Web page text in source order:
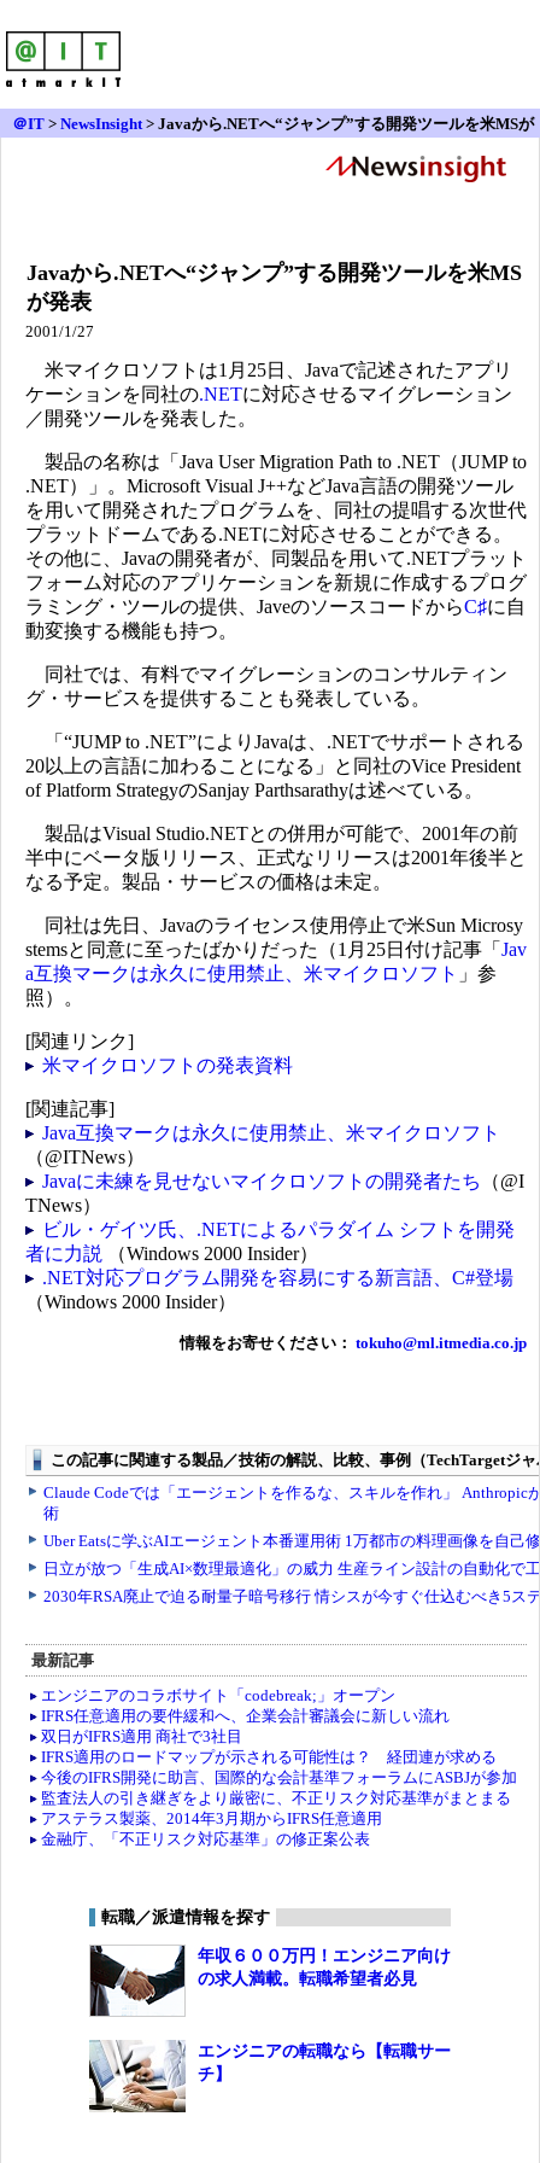
＠IT > NewsInsight> Javaから.NETへ“ジャンプ”する開発ツールを米MSが
Javaから.NETへ“ジャンプ”する開発ツールを米MS
が発表
2001/1/27
米マイクロソフトは1月25日、Javaで記述されたアプリ
ケーションを同社の.NETに対応させるマイグレーション
／開発ツールを発表した。
製品の名称は「Java User Migration Path to .NET（JUMP to
.NET）」。Microsoft Visual J++などJava言語の開発ツール
を用いて開発されたプログラムを、同社の提唱する次世代
プラットドームである.NETに対応させることができる。
その他に、Javaの開発者が、同製品を用いて.NETプラット
フォーム対応のアプリケーションを新規に作成するプログ
ラミング・ツールの提供、JaveのソースコードからC♯に自
動変換する機能も持つ。
同社では、有料でマイグレーションのコンサルティン
グ・サービスを提供することも発表している。
「“JUMP to .NET”によりJavaは、.NETでサポートされる
20以上の言語に加わることになる」と同社のVice President
of Platform StrategyのSanjay Parthsarathyは述べている。
製品はVisual Studio.NETとの併用が可能で、2001年の前
半中にベータ版リリース、正式なリリースは2001年後半と
なる予定。製品・サービスの価格は未定。
同社は先日、Javaのライセンス使用停止で米Sun Microsy
stemsと同意に至ったばかりだった（1月25日付け記事「 Jav
a互換マークは永久に使用禁止、米マイクロソフト 」参
照）。
[関連リンク]
米マイクロソフトの発表資料
[関連記事]
Java互換マークは永久に使用禁止、米マイクロソフト
（@ITNews）
Javaに未練を見せないマイクロソフトの開発者たち
（@I
TNews）
ビル・ゲイツ氏、.NETによるパラダイム シフトを開発
者に力説
（Windows 2000 Insider）
.NET対応プログラム開発を容易にする新言語、C#登場
（Windows 2000 Insider）
情報をお寄せください： tokuho@ml.itmedia.co.jp
最新記事
エンジニアのコラボサイト「codebreak;」オープン
IFRS任意適用の要件緩和へ、企業会計審議会に新しい流れ
双日がIFRS適用 商社で3社目
IFRS適用のロードマップが示される可能性は？ 経団連が求める
今後のIFRS開発に助言、国際的な会計基準フォーラムにASBJが参加
監査法人の引き継ぎをより厳密に、不正リスク対応基準がまとまる
アステラス製薬、2014年3月期からIFRS任意適用
金融庁、「不正リスク対応基準」の修正案公表
転職／派遣情報を探す
年収６００万円！エンジニア向け
の求人満載。転職希望者必見
エンジニアの転職なら【転職サー
チ】